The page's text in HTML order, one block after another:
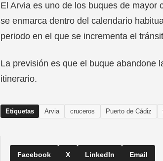
El Arvia es uno de los buques de
se enmarca dentro del calendario
periodo en el que se incrementa el
La previsión es que el buque abandone
itinerario.
Etiquetas Arvia cruceros Puerto de Cádiz
Facebook X LinkedIn Email